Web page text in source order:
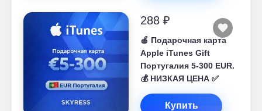
288 ₽
🍎 Подарочная карта
Apple iTunes Gift
Португалия 5-300 EUR.
💰 НИЗКАЯ ЦЕНА ✅
Купить